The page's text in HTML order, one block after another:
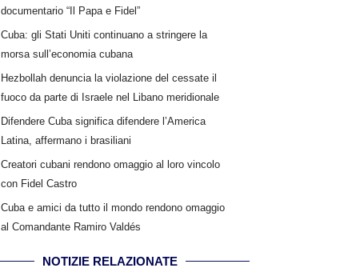
documentario “Il Papa e Fidel”
Cuba: gli Stati Uniti continuano a stringere la
morsa sull’economia cubana
Hezbollah denuncia la violazione del cessate il
fuoco da parte di Israele nel Libano meridionale
Difendere Cuba significa difendere l’America
Latina, affermano i brasiliani
Creatori cubani rendono omaggio al loro vincolo
con Fidel Castro
Cuba e amici da tutto il mondo rendono omaggio
al Comandante Ramiro Valdés
NOTIZIE RELAZIONATE